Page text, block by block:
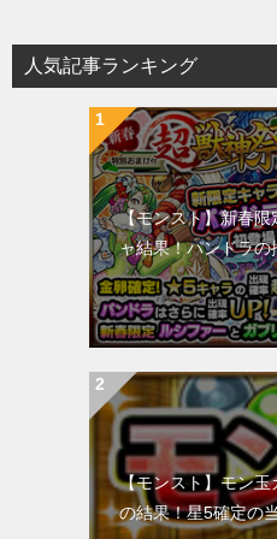
人気記事ランキング
【モンスト】新春
ャ結果！パンドラの
【モンスト】モン
の結果！星5確定の